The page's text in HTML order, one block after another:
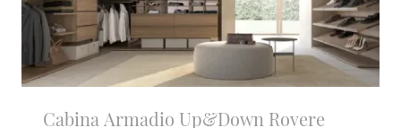
Cabina Armadio Up&Down Rovere